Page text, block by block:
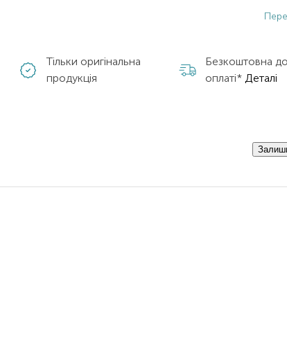
Тільки оригінальна
продукція
Безкоштовна
оплаті* Деталі